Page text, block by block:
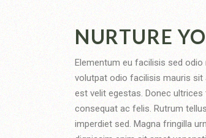
NURTURE
Elementum eu facilisis sed
volutpat odio facilisis mauris
est velit egestas. Donec
consequat ac felis. Rutrum
imperdiet sed. Magna fringilla